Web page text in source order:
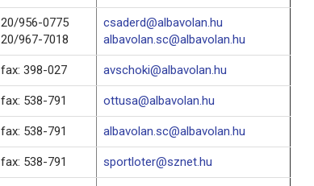
20/956-0775
20/967-7018
csaderd@albavolan.hu
albavolan.sc@albavolan.hu
fax: 398-027 avschoki@albavolan.hu
fax: 538-791 ottusa@albavolan.hu
fax: 538-791 albavolan.sc@albavolan.hu
fax: 538-791 sportloter@sznet.hu